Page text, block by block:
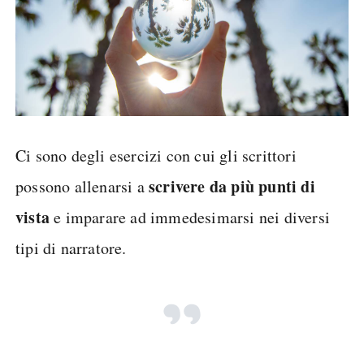
Ci sono degli esercizi con cui gli scrittori
possono allenarsi ascrivere da più punti di
vistae imparare ad immedesimarsi nei diversi
tipi di narratore.